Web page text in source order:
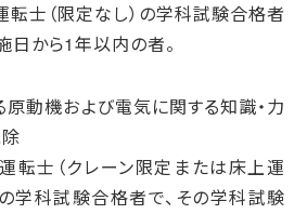
転士（限定なし）の学科試験合格者
日から1年以内の者。
動機および電気に関する知識・力
運転士（クレーン限定または床上運
学科試験合格者で、その学科試験